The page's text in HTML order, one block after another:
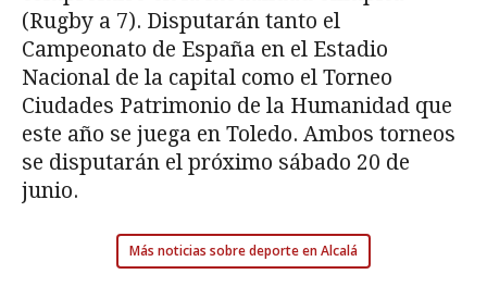
(Rugby a 7). Disputarán tanto el
Campeonato de España en el Estadio
Nacional de la capital como el Torneo
Ciudades Patrimonio de la Humanidad que
este año se juega en Toledo. Ambos torneos
se disputarán el próximo sábado 20 de
junio.
Más noticias sobre deporte en Alcalá